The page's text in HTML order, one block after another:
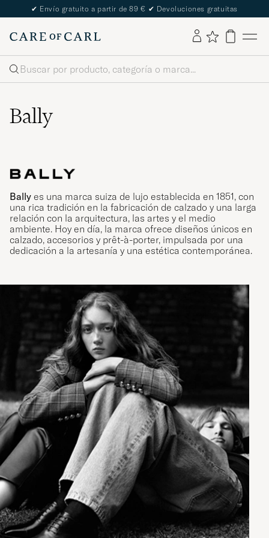
✔ Envío gratuito a partir de 89 € ✔ Devoluciones gratuitas
Buscar
Bally
Bally es una marca suiza de lujo establecida en 1851, con
una rica tradición en la fabricación de calzado y una larga
relación con la arquitectura, las artes y el medio
ambiente. Hoy en día, la marca ofrece diseños únicos en
calzado, accesorios y prêt-à-porter, impulsada por una
dedicación a la artesanía y una estética contemporánea.